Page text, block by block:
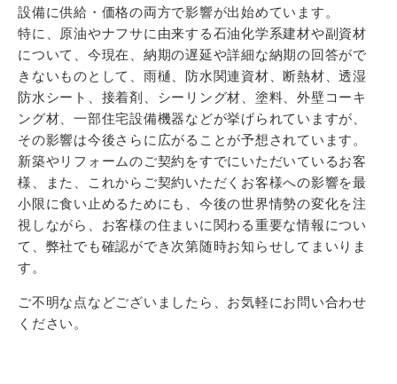
設備に供給・価格の両方で影響が出始めています。
特に、原油やナフサに由来する石油化学系建材や副資材
について、今現在、納期の遅延や詳細な納期の回答がで
きないものとして、雨樋、防水関連資材、断熱材、透湿
防水シート、接着剤、シーリング材、塗料、外壁コーキ
ング材、一部住宅設備機器などが挙げられていますが、
その影響は今後さらに広がることが予想されています。
新築やリフォームのご契約をすでにいただいているお客
様、また、これからご契約いただくお客様への影響を最
小限に食い止めるためにも、今後の世界情勢の変化を注
視しながら、お客様の住まいに関わる重要な情報につい
て、弊社でも確認ができ次第随時お知らせしてまいりま
す。
ご不明な点などございましたら、お気軽にお問い合わせ
ください。